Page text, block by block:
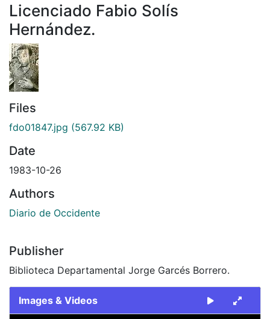
Licenciado Fabio Solís
Hernández.
Files
fdo01847.jpg (567.92 KB)
Date
1983-10-26
Authors
Diario de Occidente
Publisher
Biblioteca Departamental Jorge Garcés Borrero.
Images & Videos